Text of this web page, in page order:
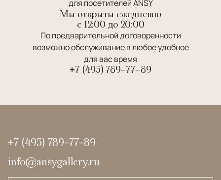
для посетителей ANSY
Мы открыты ежедневно
c 12:00 до 20:00
По предварительной договоренности
возможно обслуживание в любое удобное
для вас время
+7 (495) 789-77-89
+7 (495) 789-77-89
info@ansygallery.ru